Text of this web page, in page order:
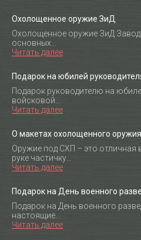
Охолощенное оружие ЗиД
Охолощенное оружие ЗиД Завод
основных…
Читать далее
Подарок на юбилей
Подарок руководителю на
войсковой…
Читать далее
О макетах охолощенного оружия
Оружие под СХП – это
руке частичку…
Читать далее
Подарок на День военного
Подарок на День военного
настоящие…
Читать далее